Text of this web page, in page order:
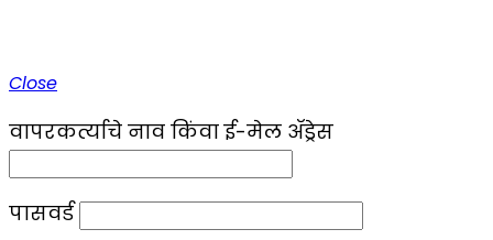
Close
वापरकर्त्याचे नाव किंवा ई-मेल ॲड्रेस
पासवर्ड